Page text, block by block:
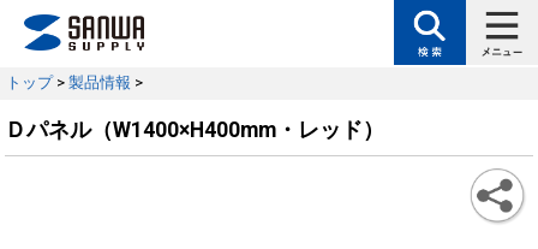
トップ> 製品情報 >
Ｄパネル（W1400×H400mm・レッド）